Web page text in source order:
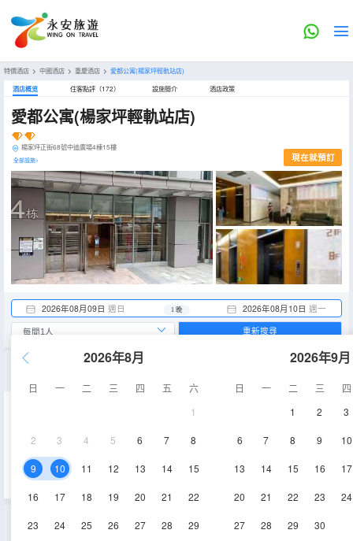
特價酒店 > 中國酒店 > 重慶酒店 > 愛都公寓(楊家坪輕軌站店)
酒店概览 住客點評（172） 設施簡介 酒店政策
愛都公寓(楊家坪輕軌站店)
楊家坪正街68號中迪廣場4棟15樓
全部設施> 現在就預訂
2026年08月09日 週日 2026年08月10日 週一
1 晚
2026年8月
日 一 二 三 四 五
六
1
2 3 4 5 6 7 8
9 10 11 12 13 14 15
16 17 18 19 20 21 22
23 24 25 26 27 28 29
2026年9月
日 一 二 三
四
1
2 3
6 7 8 9 10
13 14 15 16 17
20 21 22 23 24
27 28 29 30
重新搜尋
淋浴
雅緻大床房